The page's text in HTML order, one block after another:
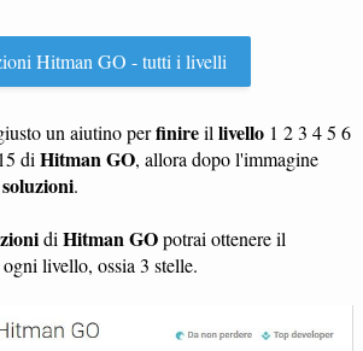
Hitman GO - tutti i livelli
un aiutino perfinireil livello 1 2 3 4 5 6
di Hitman GO, allora dopo l'immagine
.
di Hitman GOpotrai ottenere il
livello, ossia 3 stelle.